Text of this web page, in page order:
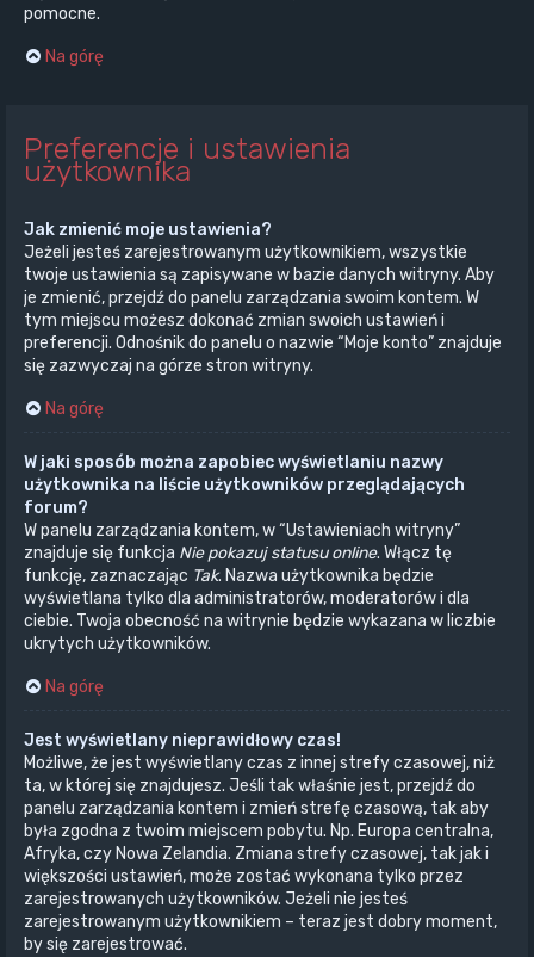
pomocne.
Na górę
Preferencje i ustawienia
użytkownika
Jak zmienić moje ustawienia?
Jeżeli jesteś zarejestrowanym użytkownikiem, wszystkie
twoje ustawienia są zapisywane w bazie danych witryny. Aby
je zmienić, przejdź do panelu zarządzania swoim kontem. W
tym miejscu możesz dokonać zmian swoich ustawień i
preferencji. Odnośnik do panelu o nazwie “Moje konto” znajduje
się zazwyczaj na górze stron witryny.
Na górę
W jaki sposób można zapobiec wyświetlaniu nazwy
użytkownika na liście użytkowników przeglądających
forum?
W panelu zarządzania kontem, w “Ustawieniach witryny”
znajduje się funkcja Nie pokazuj statusu online. Włącz tę
funkcję, zaznaczając Tak. Nazwa użytkownika będzie
wyświetlana tylko dla administratorów, moderatorów i dla
ciebie. Twoja obecność na witrynie będzie wykazana w liczbie
ukrytych użytkowników.
Na górę
Jest wyświetlany nieprawidłowy czas!
Możliwe, że jest wyświetlany czas z innej strefy czasowej, niż
ta, w której się znajdujesz. Jeśli tak właśnie jest, przejdź do
panelu zarządzania kontem i zmień strefę czasową, tak aby
była zgodna z twoim miejscem pobytu. Np. Europa centralna,
Afryka, czy Nowa Zelandia. Zmiana strefy czasowej, tak jak i
większości ustawień, może zostać wykonana tylko przez
zarejestrowanych użytkowników. Jeżeli nie jesteś
zarejestrowanym użytkownikiem – teraz jest dobry moment,
by się zarejestrować.